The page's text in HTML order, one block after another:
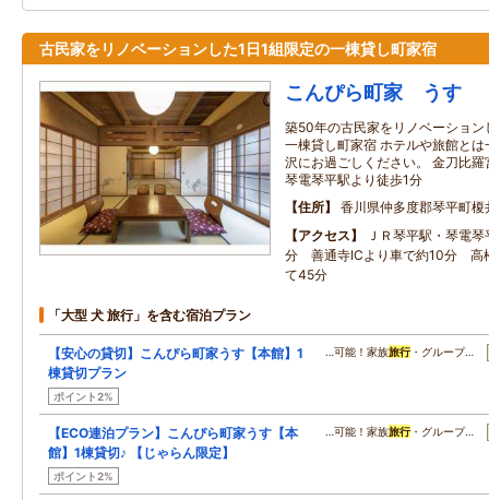
古民家をリノベーションした1日1組限定の一棟貸し町家宿
こんぴら町家 うす
築50年の古民家をリノベーショ
一棟貸し町家宿 ホテルや旅館と
沢にお過ごしください。 金刀比
琴電琴平駅より徒歩1分
住所
香川県仲多度郡琴平町榎
アクセス
ＪＲ琴平駅・琴電
分 善通寺ICより車で約10分 高
て45分
「大型 犬 旅行」を含む宿泊プラン
【安心の貸切】こんぴら町家うす【本館】1
棟貸切プラン
ポイント2%
…可能！家族旅行・グループ…
【ECO連泊プラン】こんぴら町家うす【本
館】1棟貸切♪ 【じゃらん限定】
ポイント2%
…可能！家族旅行・グループ…